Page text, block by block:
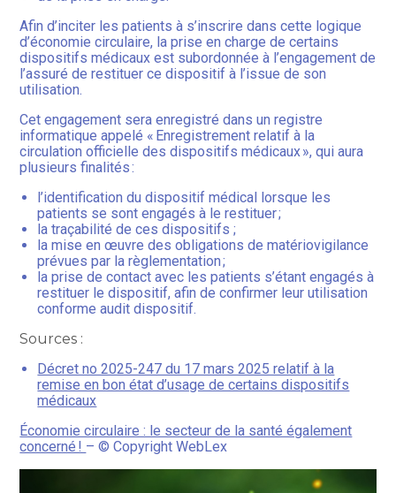
Afin d’inciter les patients à s’inscrire dans cette logique
d’économie circulaire, la prise en charge de certains
dispositifs médicaux est subordonnée à l’engagement de
l’assuré de restituer ce dispositif à l’issue de son
utilisation.
Cet engagement sera enregistré dans un registre
informatique appelé « Enregistrement relatif à la
circulation officielle des dispositifs médicaux », qui aura
plusieurs finalités :
l’identification du dispositif médical lorsque les
patients se sont engagés à le restituer ;
la traçabilité de ces dispositifs ;
la mise en œuvre des obligations de matériovigilance
prévues par la règlementation ;
la prise de contact avec les patients s’étant engagés à
restituer le dispositif, afin de confirmer leur utilisation
conforme audit dispositif.
Sources :
Décret no 2025-247 du 17 mars 2025 relatif à la
remise en bon état d’usage de certains dispositifs
médicaux
Économie circulaire : le secteur de la santé également
concerné ! – © Copyright WebLex